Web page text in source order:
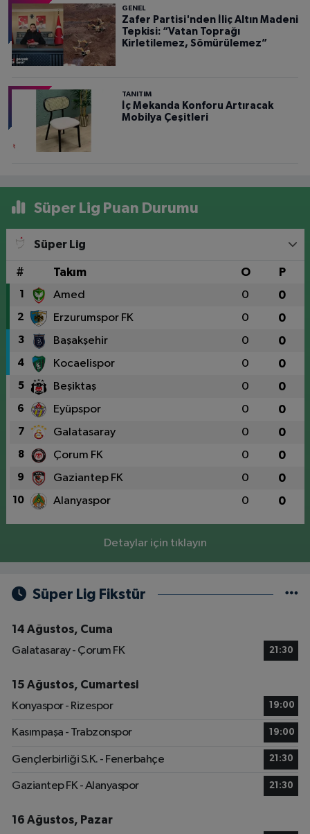
GENEL
Zafer Partisi'nden İliç Altın Madeni
Tepkisi: “Vatan Toprağı
Kirletilemez, Sömürülemez”
TANITIM
İç Mekanda Konforu Artıracak
Mobilya Çeşitleri
Süper Lig Puan Durumu
Süper Lig
# Takım O P
1 Amed 0 0
2 Erzurumspor FK 0 0
3 Başakşehir 0 0
4 Kocaelispor 0 0
5 Beşiktaş 0 0
6 Eyüpspor 0 0
7 Galatasaray 0 0
8 Çorum FK 0 0
9 Gaziantep FK 0 0
10 Alanyaspor 0 0
Detaylar için tıklayın
Süper Lig Fikstür
14 Ağustos, Cuma
Galatasaray - Çorum FK
21:30
15 Ağustos, Cumartesi
Konyaspor - Rizespor
19:00
Kasımpaşa - Trabzonspor 19:00
Gençlerbirliği S.K. - Fenerbahçe 21:30
Gaziantep FK - Alanyaspor 21:30
16 Ağustos, Pazar